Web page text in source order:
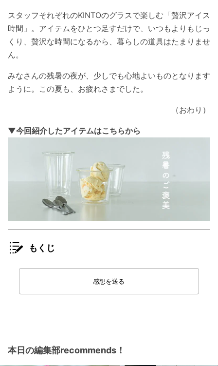
スタッフそれぞれのKINTOのグラスで楽しむ「贅沢アイス
時間」。アイテムをひとつ足すだけで、いつもよりもじっ
くり、贅沢な時間になるから、暮らしの道具はたまりませ
ん。
みなさんの残暑の夜が、少しでも心地よいものとなります
ように。この夏も、お疲れさまでした。
（おわり）
▼今回紹介したアイテムはこちらから
もくじ
感想を送る
本日の編集部recommends！